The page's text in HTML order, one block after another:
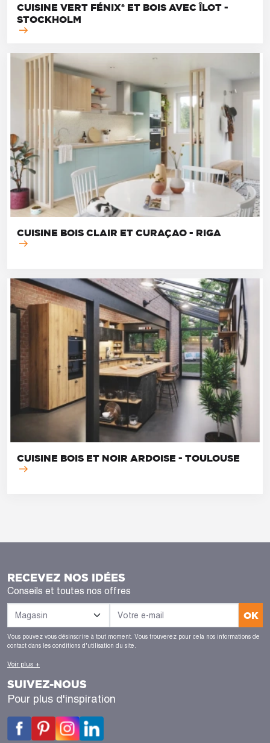
CUISINE VERT FÉNIX® ET BOIS AVEC ÎLOT -
STOCKHOLM
CUISINE BOIS CLAIR ET CURAÇAO - RIGA
CUISINE BOIS ET NOIR ARDOISE - TOULOUSE
RECEVEZ NOS IDÉES
Conseils et toutes nos offres
OK
Vous pouvez vous désinscrire à tout moment. Vous trouverez pour cela nos informations de
contact dans les conditions d'utilisation du site.
Voir plus +
SUIVEZ-NOUS
Pour plus d'inspiration